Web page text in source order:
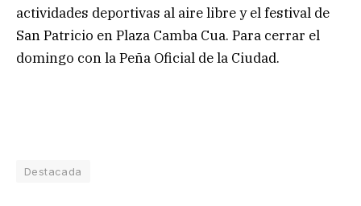
actividades deportivas al aire libre y el festival de
San Patricio en Plaza Camba Cua. Para cerrar el
domingo con la Peña Oficial de la Ciudad.
Destacada